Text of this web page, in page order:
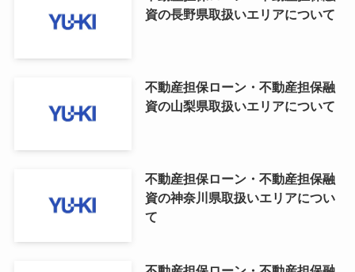
資の長野県取扱いエリアについて
不動産担保ローン・不動産担保融
資の山梨県取扱いエリアについて
不動産担保ローン・不動産担保融
資の神奈川県取扱いエリアについ
て